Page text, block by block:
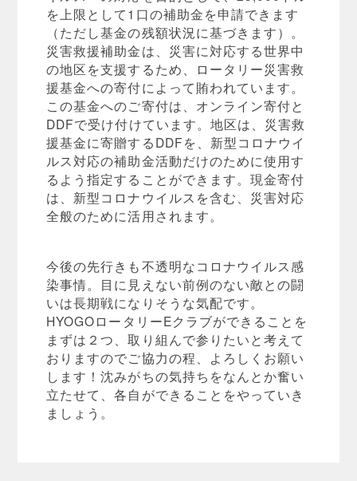
を上限として1口の補助金を申請できます
（ただし基金の残額状況に基づきます）。
災害救援補助金は、災害に対応する世界中
の地区を支援するため、ロータリー災害救
援基金への寄付によって賄われています。
この基金へのご寄付は、オンライン寄付と
DDFで受け付けています。地区は、災害救
援基金に寄贈するDDFを、新型コロナウイ
ルス対応の補助金活動だけのために使用す
るよう指定することができます。現金寄付
は、新型コロナウイルスを含む、災害対応
全般のために活用されます。
今後の先行きも不透明なコロナウイルス感
染事情。目に見えない前例のない敵との闘
いは長期戦になりそうな気配です。
HYOGOロータリーEクラブができることを
まずは２つ、取り組んで参りたいと考えて
おりますのでご協力の程、よろしくお願い
します！沈みがちの気持ちをなんとか奮い
立たせて、各自ができることをやっていき
ましょう。